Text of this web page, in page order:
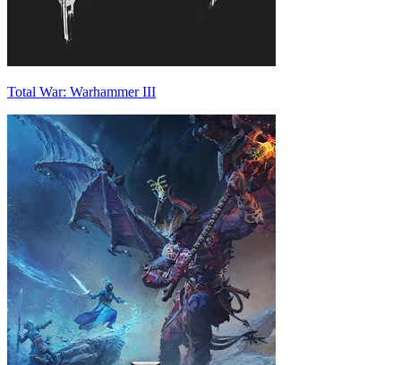
Total War: Warhammer III